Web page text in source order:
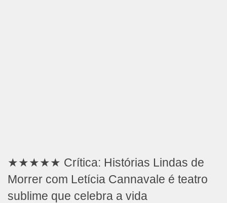
★★★★★ Crítica: Histórias Lindas de
Morrer com Letícia Cannavale é teatro
sublime que celebra a vida